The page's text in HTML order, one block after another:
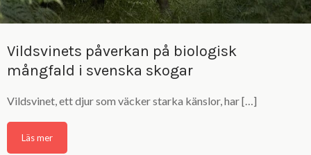
Vildsvinets påverkan på biologisk
mångfald i svenska skogar
Vildsvinet, ett djur som väcker starka känslor, har […]